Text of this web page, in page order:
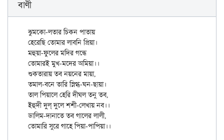
বাণী
ঝুমকো-লতার চিকন পাতায়
হেরেছি তোমার লাবনি প্রিয়া।
মহুয়া-ফুলের মদির গন্ধে
তোমারই মুখ-মদের অমিয়া।।
শুকতারায় তব নয়নের মায়া,
তমাল-বনে তারি স্নিগ্ধ-ঘন-ছায়া।
তাল পিয়ালে হেরি দীঘল তনু তব,
ইহুদী দুল্ দুলে শশী-লেখায় নব।।
ডালিম-দানাতে তব গালের লালী,